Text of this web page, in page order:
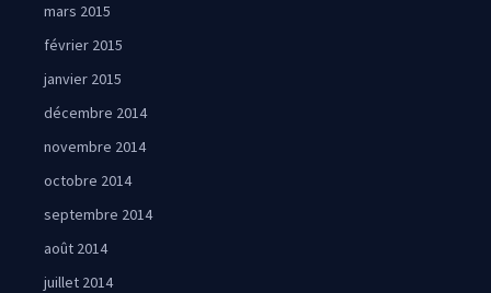
mars 2015
février 2015
janvier 2015
décembre 2014
novembre 2014
octobre 2014
septembre 2014
août 2014
juillet 2014